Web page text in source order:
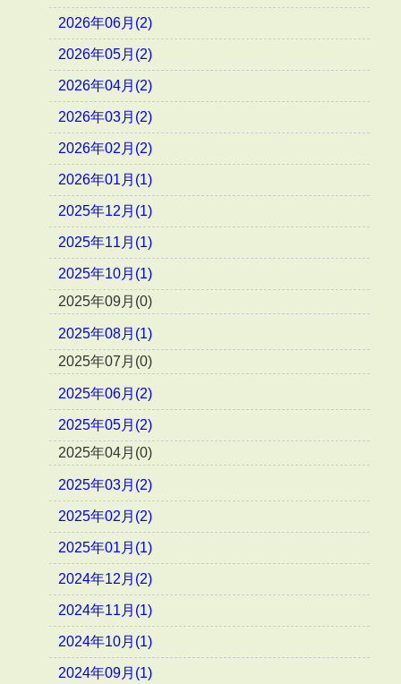
2026年06月(2)
2026年05月(2)
2026年04月(2)
2026年03月(2)
2026年02月(2)
2026年01月(1)
2025年12月(1)
2025年11月(1)
2025年10月(1)
2025年09月(0)
2025年08月(1)
2025年07月(0)
2025年06月(2)
2025年05月(2)
2025年04月(0)
2025年03月(2)
2025年02月(2)
2025年01月(1)
2024年12月(2)
2024年11月(1)
2024年10月(1)
2024年09月(1)